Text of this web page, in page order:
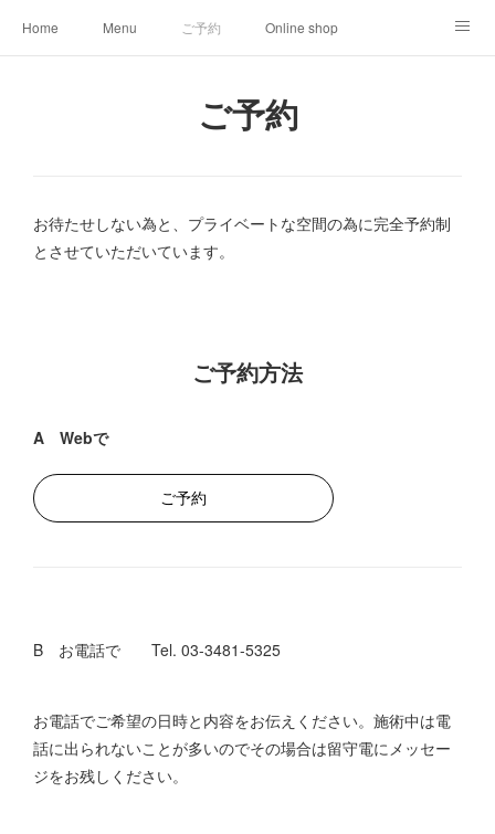
Home Menu ご予約 Online shop
ご予約
お待たせしない為と、プライベートな空間の為に完全予約制
とさせていただいています。
ご予約方法
A Webで
ご予約
B お電話で Tel. 03-3481-5325
お電話でご希望の日時と内容をお伝えください。施術中は電
話に出られないことが多いのでその場合は留守電にメッセー
ジをお残しください。